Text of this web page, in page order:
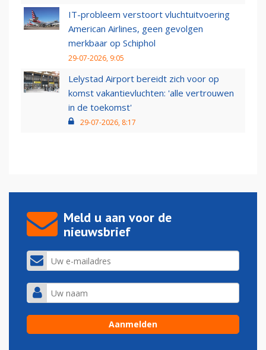
IT-probleem verstoort vluchtuitvoering
American Airlines, geen gevolgen
merkbaar op Schiphol
29-07-2026, 9:05
Lelystad Airport bereidt zich voor op
komst vakantievluchten: 'alle vertrouwen
in de toekomst'
29-07-2026, 8:17
Meld u aan voor de
nieuwsbrief